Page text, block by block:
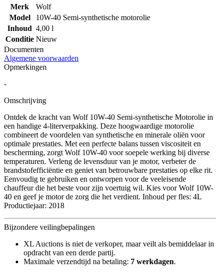
Merk
Wolf
Model
10W-40 Semi-synthetische motorolie
Inhoud 4,00 l
Conditie Nieuw
Documenten
Algemene voorwaarden
Opmerkingen
-
Omschrijving
Ontdek de kracht van Wolf 10W-40 Semi-synthetische Motorolie in
een handige 4-literverpakking. Deze hoogwaardige motorolie
combineert de voordelen van synthetische en minerale oliën voor
optimale prestaties. Met een perfecte balans tussen viscositeit en
bescherming, zorgt Wolf 10W-40 voor soepele werking bij diverse
temperaturen. Verleng de levensduur van je motor, verbeter de
brandstofefficiëntie en geniet van betrouwbare prestaties op elke rit.
Eenvoudig te gebruiken en ontworpen voor de veeleisende
chauffeur die het beste voor zijn voertuig wil. Kies voor Wolf 10W-
40 en geef je motor de zorg die het verdient. Inhoud per fles: 4L
Productiejaar: 2018
Bijzondere veilingbepalingen
XL Auctions is niet de verkoper, maar veilt als bemiddelaar in
opdracht van een derde partij.
Maximale verzendtijd na betaling: 7 werkdagen.